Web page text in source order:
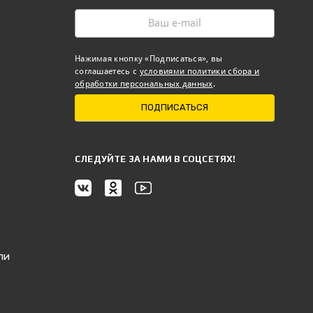
Нажимая кнопку «Подписаться», вы
соглашаетесь с условиями политики сбора и
обработки персональных данных.
ПОДПИСАТЬСЯ
CЛЕДУЙТЕ ЗА НАМИ В СОЦСЕТЯХ!